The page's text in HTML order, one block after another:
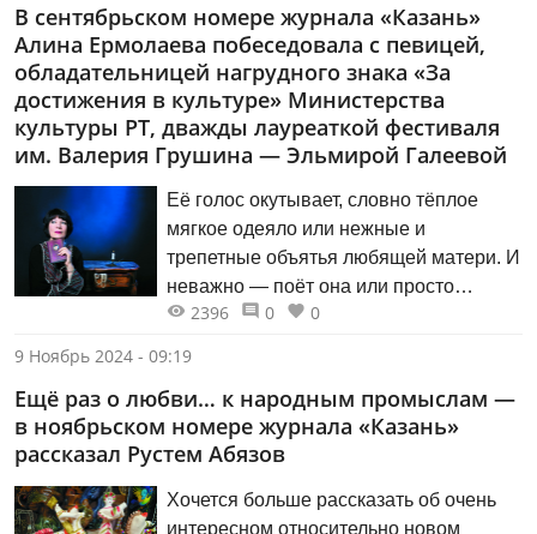
разрабатываются новаторские
методики, повышается квалификация
хирургов.
В сентябрьском номере журнала «Казань»
Алина Ермолаева побеседовала с певицей,
обладательницей нагрудного знака «За
достижения в культуре» Министерства
культуры РТ, дважды лауреаткой фестиваля
им. Валерия Грушина — Эльмирой Галеевой
Её голос окутывает, словно тёплое
мягкое одеяло или нежные и
трепетные объятья любящей матери. И
неважно — поёт она или просто
говорит – услышав его, на душе
песен, обладатель нагрудного знака
«За достижения в культуре»
Министерства культуры РТ, дважды
лауреат фестиваля им. Валерия
2396 0
0
9 Ноябрь 2024 - 09:19
Ещё раз о любви… к народным промыслам —
в ноябрьском номере журнала «Казань»
рассказал Рустем Абязов
Хочется больше рассказать об очень
интересном относительно новом